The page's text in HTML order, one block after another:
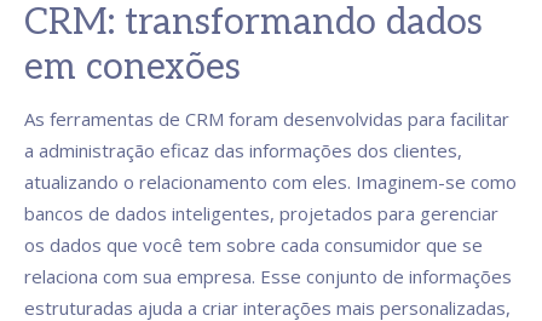
CRM: transformando dados
em conexões
As ferramentas de CRM foram desenvolvidas para facilitar
a administração eficaz das informações dos clientes,
atualizando o relacionamento com eles. Imaginem-se como
bancos de dados inteligentes, projetados para gerenciar
os dados que você tem sobre cada consumidor que se
relaciona com sua empresa. Esse conjunto de informações
estruturadas ajuda a criar interações mais personalizadas,